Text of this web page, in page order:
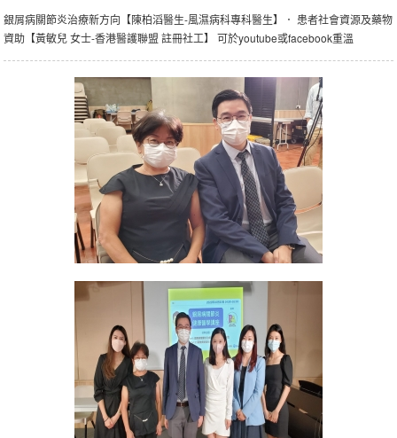
會員通訊
聯絡我們
銀屑病關節炎治療新方向【陳柏滔醫生-風濕病科專科醫生】． 患者社會資源及藥物
資助【黃敏兒 女士-香港醫護聯盟 註冊社工】 可於youtube或facebook重溫